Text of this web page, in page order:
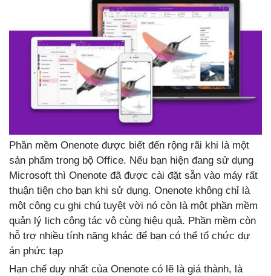
Phần mềm Onenote được biết đến rộng rãi khi là một
sản phẩm trong bộ Office. Nếu bạn hiện đang sử dụng
Microsoft thì Onenote đã được cài đặt sẵn vào máy rất
thuận tiện cho bạn khi sử dụng. Onenote không chỉ là
một công cụ ghi chú tuyệt vời nó còn là một phần mềm
quản lý lịch công tác vô cùng hiệu quả. Phần mềm còn
hỗ trợ nhiều tính năng khác để bạn có thể tổ chức dự
án phức tạp
Hạn chế duy nhất của Onenote có lẽ là giá thành, là